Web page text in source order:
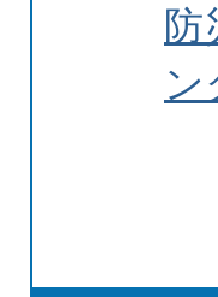
防
ン